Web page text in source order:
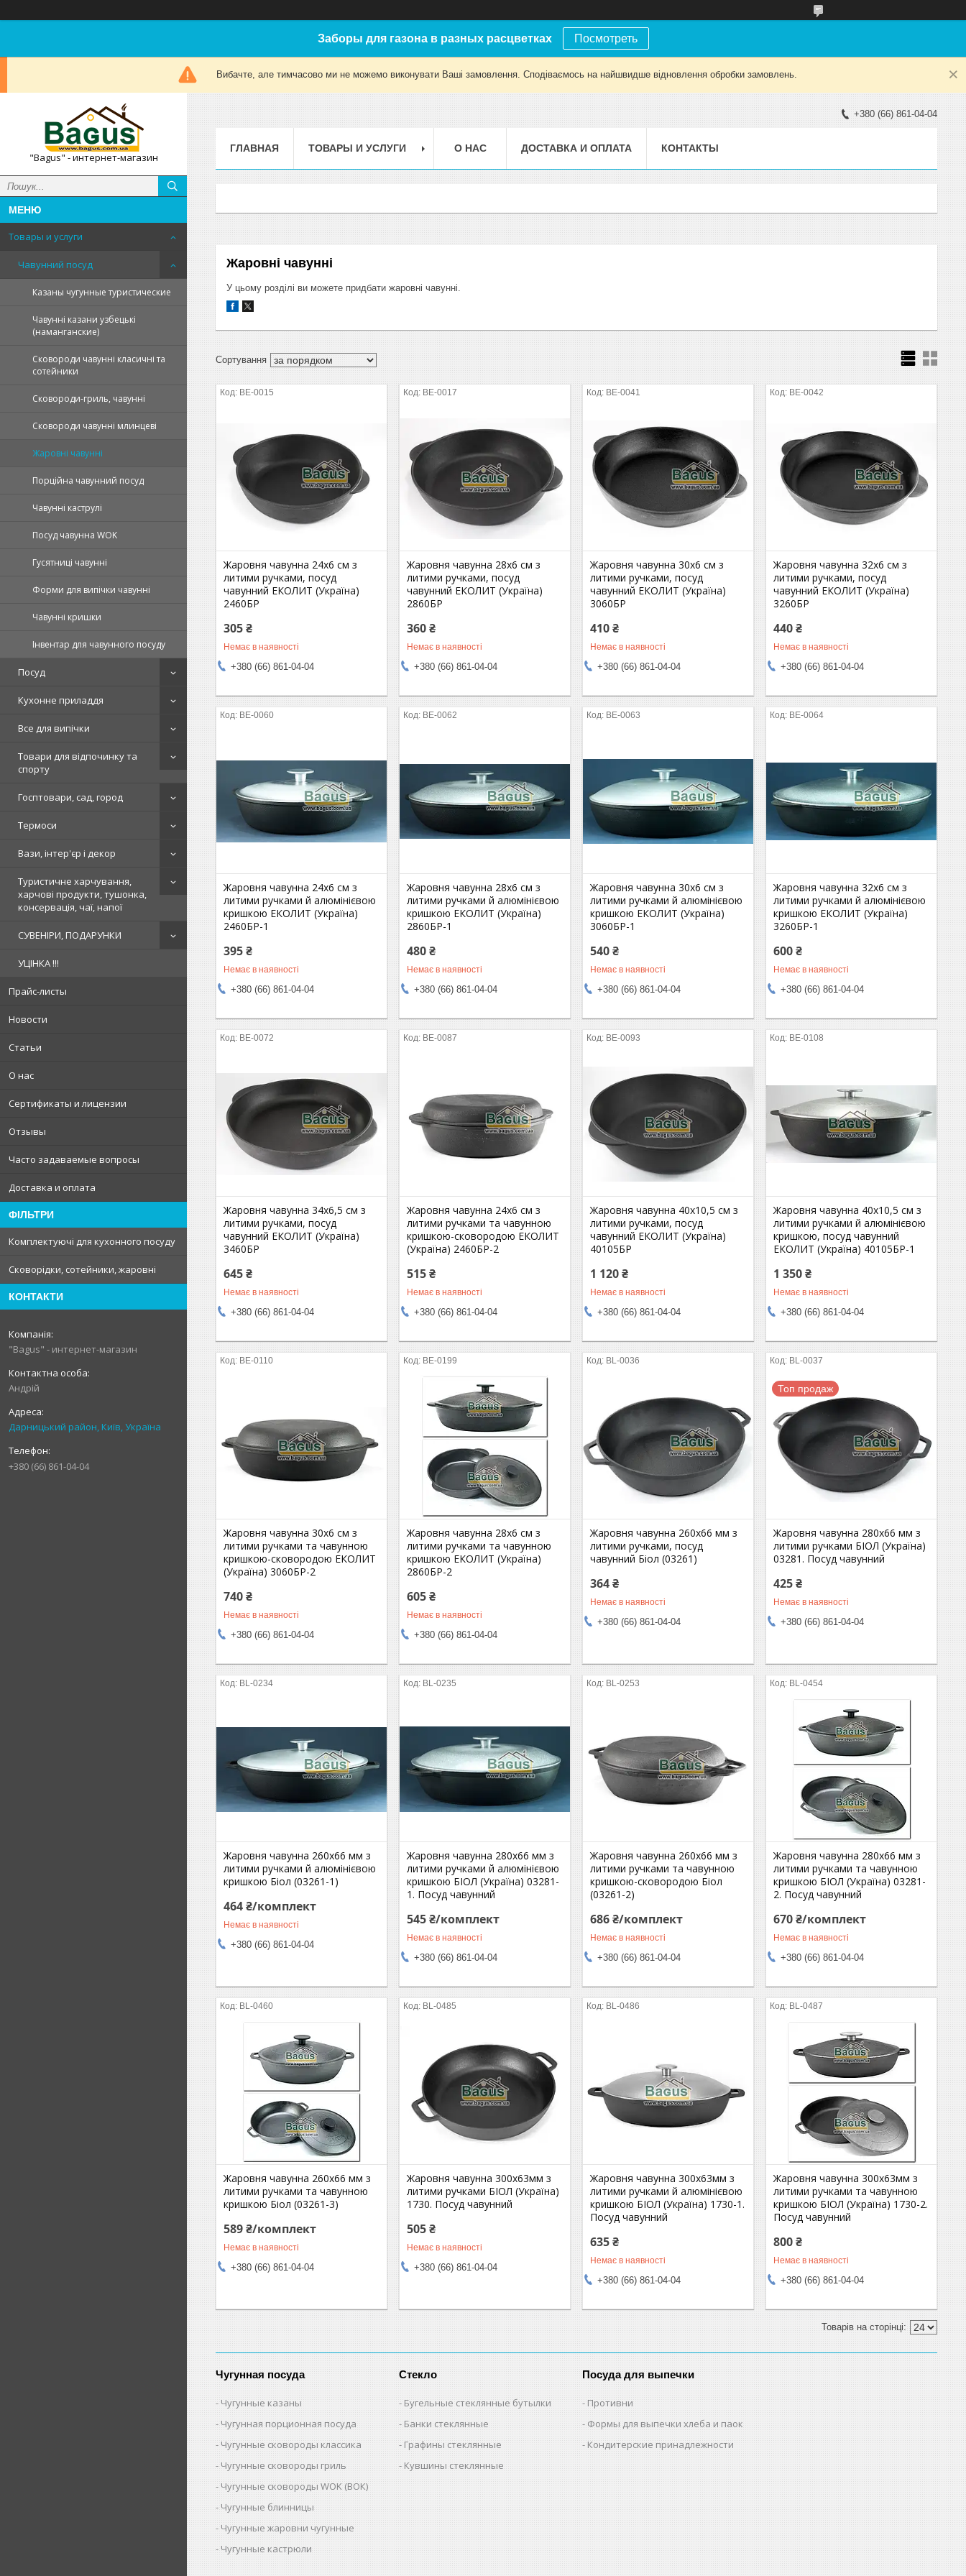
Заборы для газона в разных расцветках Посмотреть
Вибачте, але тимчасово ми не можемо виконувати Ваші замовлення. Сподіваємось на найшвидше відновлення обробки замовлень.
"Bagus" - интернет-магазин
Товары и услуги
Чавунний посуд
Казаны чугунные туристические
Чавунні казани узбецькі
(наманганские)
Сковороди чавунні класичні та
сотейники
Сковороди-гриль, чавунні
Сковороди чавунні млинцеві
Жаровні чавунні
Порційна чавунний посуд
Чавунні каструлі
Посуд чавунна WOK
Гусятниці чавунні
Форми для випічки чавунні
Чавунні кришки
Інвентар для чавунного посуду
Посуд
Кухонне приладдя
Все для випічки
Товари для відпочинку та
спорту
Госптовари, сад, город
Термоси
Вази, інтер'єр і декор
Туристичне харчування,
харчові продукти, тушонка,
консервація, чаї, напої
СУВЕНІРИ, ПОДАРУНКИ
УЦІНКА !!!
Прайс-листы
Новости
Статьи
О нас
Сертификаты и лицензии
Отзывы
Часто задаваемые вопросы
Доставка и оплата
ФІЛЬТРИ
Комплектуючі для кухонного посуду
Сковорідки, сотейники, жаровні
КОНТАКТИ
"Bagus" - интернет-магазин
Андрій
Дарницький район, Київ, Україна
+380 (66) 861-04-04
+380 (66) 861-04-04
ГЛАВНАЯ ТОВАРЫ И УСЛУГИ О НАС ДОСТАВКА И ОПЛАТА КОНТАКТЫ
Жаровні чавунні
У цьому розділі ви можете придбати жаровні чавунні.
BE-0015
Жаровня чавунна 24х6 см з
литими ручками, посуд
чавунний ЕКОЛИТ (Україна)
2460БР
305 ₴
Немає в наявності
+380 (66) 861-04-04
BE-0017
Жаровня чавунна 28х6 см з
литими ручками, посуд
чавунний ЕКОЛИТ (Україна)
2860БР
360 ₴
Немає в наявності
+380 (66) 861-04-04
BE-0041
Жаровня чавунна 30х6 см з
литими ручками, посуд
чавунний ЕКОЛИТ (Україна)
3060БР
410 ₴
Немає в наявності
+380 (66) 861-04-04
BE-0042
Жаровня чавунна 32х6 см з
литими ручками, посуд
чавунний ЕКОЛИТ (Україна)
3260БР
440 ₴
Немає в наявності
+380 (66) 861-04-04
BE-0060
Жаровня чавунна 24х6 см з
литими ручками й алюмінієвою
кришкою ЕКОЛИТ (Україна)
2460БР-1
395 ₴
Немає в наявності
+380 (66) 861-04-04
BE-0062
Жаровня чавунна 28х6 см з
литими ручками й алюмінієвою
кришкою ЕКОЛИТ (Україна)
2860БР-1
480 ₴
Немає в наявності
+380 (66) 861-04-04
BE-0063
Жаровня чавунна 30х6 см з
литими ручками й алюмінієвою
кришкою ЕКОЛИТ (Україна)
3060БР-1
540 ₴
Немає в наявності
+380 (66) 861-04-04
BE-0064
Жаровня чавунна 32х6 см з
литими ручками й алюмінієвою
кришкою ЕКОЛИТ (Україна)
3260БР-1
600 ₴
Немає в наявності
+380 (66) 861-04-04
BE-0072
Жаровня чавунна 34х6,5 см з
литими ручками, посуд
чавунний ЕКОЛИТ (Україна)
3460БР
645 ₴
Немає в наявності
+380 (66) 861-04-04
BE-0087
Жаровня чавунна 24х6 см з
литими ручками та чавунною
кришкою-сковородою ЕКОЛИТ
(Україна) 2460БР-2
515 ₴
Немає в наявності
+380 (66) 861-04-04
BE-0093
Жаровня чавунна 40х10,5 см з
литими ручками, посуд
чавунний ЕКОЛИТ (Україна)
40105БР
1 120 ₴
Немає в наявності
+380 (66) 861-04-04
BE-0108
Жаровня чавунна 40х10,5 см з
литими ручками й алюмінієвою
кришкою, посуд чавунний
ЕКОЛИТ (Україна) 40105БР-1
1 350 ₴
Немає в наявності
+380 (66) 861-04-04
BE-0110
Жаровня чавунна 30х6 см з
литими ручками та чавунною
кришкою-сковородою ЕКОЛИТ
(Україна) 3060БР-2
740 ₴
Немає в наявності
+380 (66) 861-04-04
BE-0199
Жаровня чавунна 28х6 см з
литими ручками та чавунною
кришкою ЕКОЛИТ (Україна)
2860БР-2
605 ₴
Немає в наявності
+380 (66) 861-04-04
BL-0036
Жаровня чавунна 260х66 мм з
литими ручками, посуд
чавунний Біол (03261)
364 ₴
Немає в наявності
+380 (66) 861-04-04
BL-0037
Топ продаж
Жаровня чавунна 280х66 мм з
литими ручками БІОЛ (Україна)
03281. Посуд чавунний
425 ₴
Немає в наявності
+380 (66) 861-04-04
BL-0234
Жаровня чавунна 260х66 мм з
литими ручками й алюмінієвою
кришкою Біол (03261-1)
464 ₴/комплект
Немає в наявності
+380 (66) 861-04-04
BL-0235
Жаровня чавунна 280х66 мм з
литими ручками й алюмінієвою
кришкою БІОЛ (Україна) 03281-
1. Посуд чавунний
545 ₴/комплект
Немає в наявності
+380 (66) 861-04-04
BL-0253
Жаровня чавунна 260х66 мм з
литими ручками та чавунною
кришкою-сковородою Біол
(03261-2)
686 ₴/комплект
Немає в наявності
+380 (66) 861-04-04
BL-0454
Жаровня чавунна 280х66 мм з
литими ручками та чавунною
кришкою БІОЛ (Україна) 03281-
2. Посуд чавунний
670 ₴/комплект
Немає в наявності
+380 (66) 861-04-04
BL-0460
Жаровня чавунна 260х66 мм з
литими ручками та чавунною
кришкою Біол (03261-3)
589 ₴/комплект
Немає в наявності
+380 (66) 861-04-04
BL-0485
Жаровня чавунна 300х63мм з
литими ручками БІОЛ (Україна)
1730. Посуд чавунний
505 ₴
Немає в наявності
+380 (66) 861-04-04
BL-0486
Жаровня чавунна 300х63мм з
литими ручками й алюмінієвою
кришкою БІОЛ (Україна) 1730-1.
Посуд чавунний
635 ₴
Немає в наявності
+380 (66) 861-04-04
BL-0487
Жаровня чавунна 300х63мм з
литими ручками та чавунною
кришкою БІОЛ (Україна) 1730-2.
Посуд чавунний
800 ₴
Немає в наявності
+380 (66) 861-04-04
Чугунная посуда
Чугунные казаны
Чугунная порционная посуда
Чугунные сковороды классика
Чугунные сковороды гриль
Чугунные сковороды WOK (ВОК)
Чугунные блинницы
Чугунные жаровни чугунные
Чугунные кастрюли
Стекло
Бугельные стеклянные бутылки
Банки стеклянные
Графины стеклянные
Кувшины стеклянные
Посуда для выпечки
Противни
Формы для выпечки хлеба и паок
Кондитерские принадлежности